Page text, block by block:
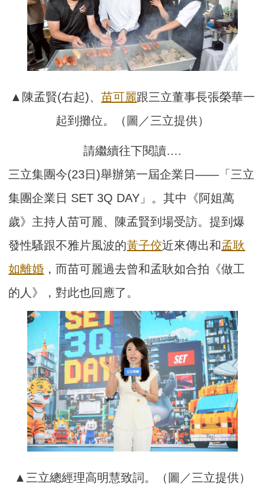
▲陳孟賢(右起)、 苗可麗跟三立董事長張榮華一
起到攤位。（圖／三立提供）
請繼續往下閱讀….
三立集團今(23日)舉辦第一屆企業日——「三立
集團企業日 SET 3Q DAY」。其中《阿姐萬
歲》主持人苗可麗、陳孟賢到場受訪。提到爆
發性騷跟不雅片風波的黃子佼近來傳出和孟耿
如離婚 ，而苗可麗過去曾和孟耿如合拍《做工
的人》，對此也回應了。
▲三立總經理高明慧致詞。（圖／三立提供）